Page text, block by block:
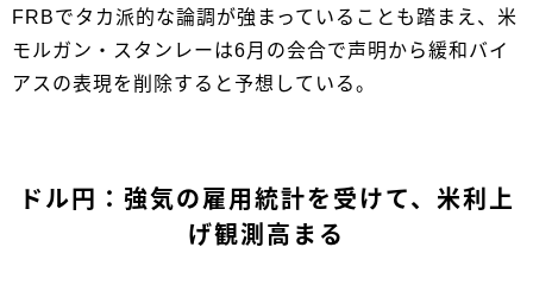
FRBでタカ派的な論調が強まっていることも踏まえ、米
モルガン・スタンレーは6月の会合で声明から緩和バイ
アスの表現を削除すると予想している。
ドル円：強気の雇用統計を受けて、米利上
げ観測高まる